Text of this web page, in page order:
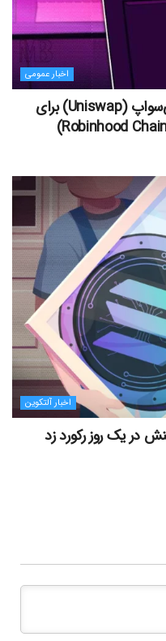
اخبار عمومی
راه‌اندازی Pools.trade توسط یونی‌سواپ (Uniswap) برای
اخبار آلتکوین